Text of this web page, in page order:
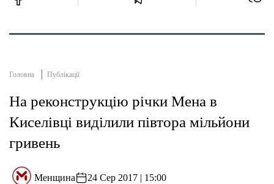
Головна Публікації
На реконструкцію річки Мена в
Киселівці виділили півтора мільйони
гривень
Менщина 24 Сер 2017 | 15:00